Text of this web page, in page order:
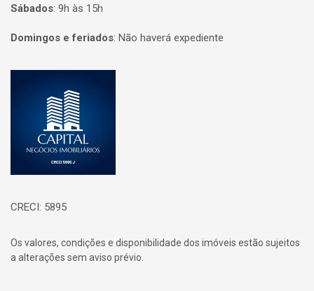
Sábados: 9h às 15h
Domingos e feriados: Não haverá expediente
CRECI: 5895
Os valores, condições e disponibilidade dos imóveis estão sujeitos
a alterações sem aviso prévio.